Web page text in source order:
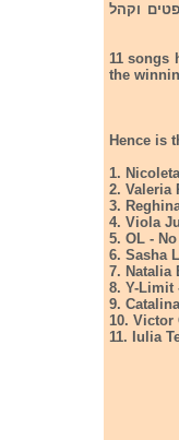
חבר השופטים וקהל
11 songs
the
Hence is
1.
2. Valeria
3.
4. Viola
5. OL -
6. Sasha
7. Natalia
8. Y-Limit
9.
10. Victor
11. Iulia